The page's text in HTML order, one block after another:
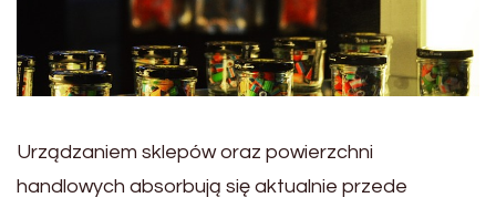
Urządzaniem sklepów oraz powierzchni
handlowych absorbują się aktualnie przede